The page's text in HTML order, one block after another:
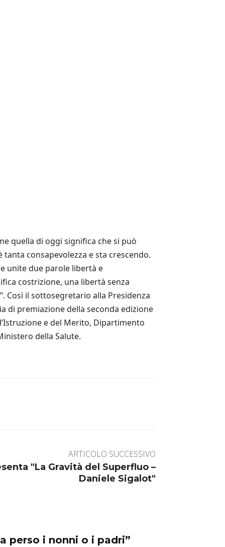
quella di oggi significa che si può
consapevolezza e sta crescendo.
unite due parole libertà e
costrizione, una libertà senza
Così il sottosegretario alla Presidenza
di premiazione della seconda edizione
e del Merito, Dipartimento
della Salute.
ARTICOLO SUCCESSIVO
"La Gravità del Superfluo –
Daniele Sigalot"
perso i nonni o i padri”